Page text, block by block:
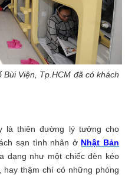
Tp.HCM đã có khách
là thiên đường lý tưởng cho
sạn tình nhân ở Nhật Bản
dạng như một chiếc đèn kéo
thậm chí có những phòng